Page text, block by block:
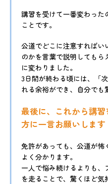
講習を受けて一番変わった
ことです。
公道でどこに注意すればい
のかを言葉で説明してもら
に変わりました。
3日間が終わる頃には、「
れる余裕ができ、自分でも
最後に、これから講
方に一言お願いします
免許があっても、公道が怖
よく分かります。
一人で悩み続けるよりも
を走ることで、驚くほど気